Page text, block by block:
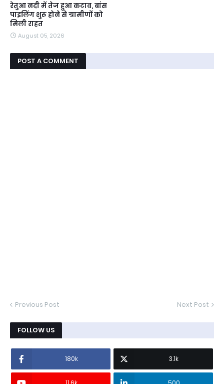
रेतुआ नदी में तेज हुआ कटाव, बांस
पाइलिंग शुरू होने से ग्रामीणों को
मिली राहत
August 05, 2026
POST A COMMENT
Previous Post Next Post
FOLLOW US
180k 3.1k